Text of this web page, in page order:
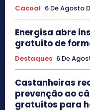
Cacoal 6 De Agosto
Energisa abre
gratuito de
Destaques 6 De
Castanheiras
prevenção ao
gratuitos para